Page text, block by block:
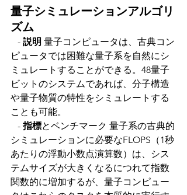
量子シミュレーションアルゴリ
ズム
   -
説明 量子コンピュータは、古典コン
ピュータでは困難な量子系を自然にシ
ミュレートすることができる。48量子
ビットのシステムであれば、分子構造
や量子物質の特性をシミュレートする
ことも可能。
   -
指標とベンチマーク 量子系の古典的
シミュレーションに必要なFLOPS（1秒
あたりの浮動小数点演算数）は、シス
テムサイズが大きくなるにつれて指数
関数的に増加するが、量子コンピュー